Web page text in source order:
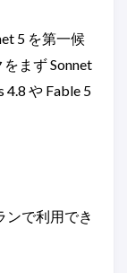
5 を第一候
まず Sonnet
や Fable 5
ンで利用でき